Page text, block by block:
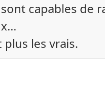
capables de
les vrais.